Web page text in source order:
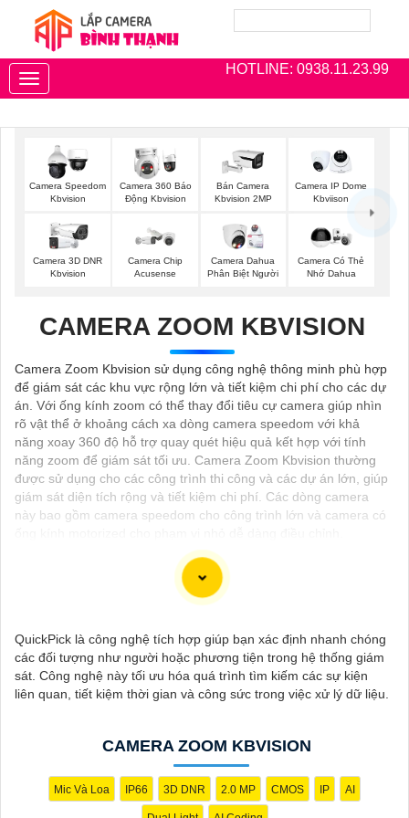
HOTLINE: 0938.11.23.99
Toggle
navigation
Camera Speedom
Kbvision
Camera 360 Báo
Động Kbvision
Bán Camera
Kbvision 2MP
Camera IP Dome
Kbviison
Camera 3D DNR
Kbvision
Camera Chip
Acusense
Camera Dahua
Phân Biệt Người
Camera Có Thẻ
Nhớ Dahua
CAMERA ZOOM KBVISION
Camera Zoom Kbvision sử dụng công nghệ thông minh phù hợp
để giám sát các khu vực rộng lớn và tiết kiệm chi phí cho các dự
án. Với ống kính zoom có thể thay đổi tiêu cự camera giúp nhìn
rõ vật thể ở khoảng cách xa dòng camera speedom với khả
năng xoay 360 độ hỗ trợ quay quét hiệu quả kết hợp với tính
năng zoom để giám sát tối ưu. Camera Zoom Kbvision thường
được sử dụng cho các công trình thi công và các dự án lớn, giúp
giám sát diện tích rộng và tiết kiệm chi phí. Các dòng camera
này bao gồm camera speedom cho công trình lớn và camera có
hoặc doanh nghiệp là một giải pháp an ninh hiệu quả. Dưới đây
là một số lời khuyên để giúp bạn chọn lựa thiết bị phù hợp:
⬹1:Xác định nhu cầu sử dụng: Bạn cần xác định rõ mục đích
sử dụng camera, vùng cần quan sát để chọn loại camera có khả
nên có độ phân giải cao để thu được hình ảnh rõ nét, đặc biệt là
Tính năng hỗ trợ: Lựa chọn camera có tính năng xoay,
nghiêng (pan-tilt-zoom) để dễ dàng điều chỉnh hướng quan sát
QuickPick là công nghệ tích hợp giúp bạn xác định nhanh chóng
các đối tượng như người hoặc phương tiện trong hệ thống giám
sát. Công nghệ này tối ưu hóa quá trình tìm kiếm các sự kiện
liên quan, tiết kiệm thời gian và công sức trong việc xử lý dữ liệu.
CAMERA ZOOM KBVISION
Mic Và Loa IP66 3D DNR 2.0 MP CMOS IP AI